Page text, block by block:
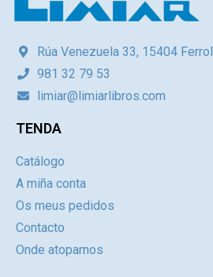
Rúa Venezuela 33, 15404 Ferrol
981 32 79 53
limiar@limiarlibros.com
TENDA
Catálogo
A miña conta
Os meus pedidos
Contacto
Onde atoparnos